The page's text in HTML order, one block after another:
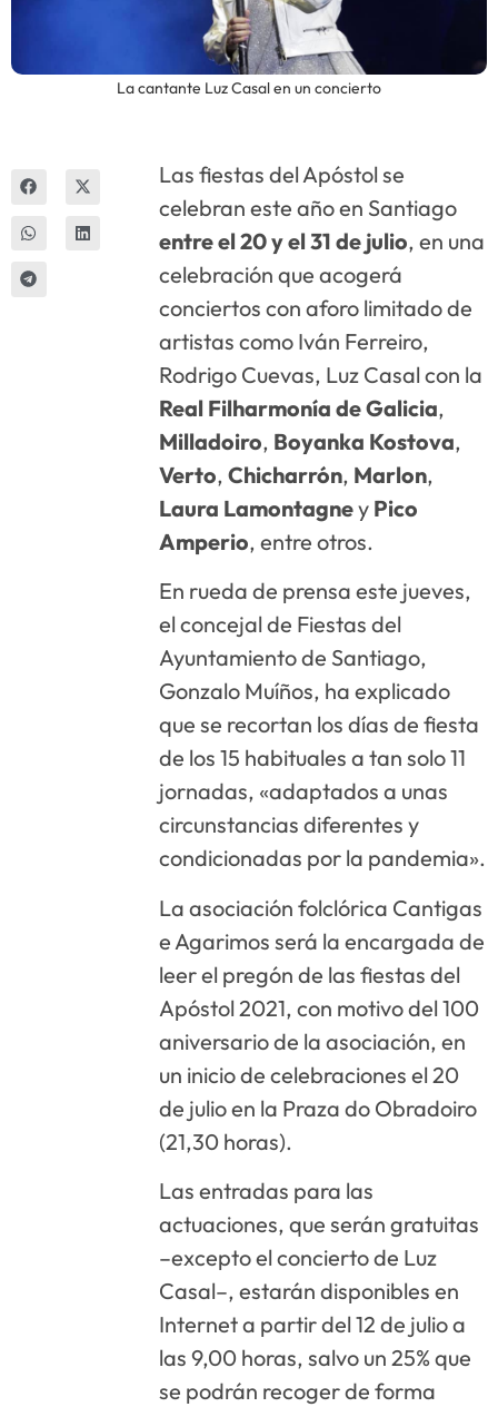
La cantante Luz Casal en un concierto
Las fiestas del Apóstol se
celebran este año en Santiago
entre el 20 y el 31 de julio, en una
celebración que acogerá
conciertos con aforo limitado de
artistas como Iván Ferreiro,
Rodrigo Cuevas, Luz Casal con la
Real Filharmonía de Galicia,
Milladoiro, Boyanka Kostova,
Verto,Chicharrón, Marlon,
Laura Lamontagney Pico
Amperio, entre otros.
En rueda de prensa este jueves,
el concejal de Fiestas del
Ayuntamiento de Santiago,
Gonzalo Muíños, ha explicado
que se recortan los días de fiesta
de los 15 habituales a tan solo 11
jornadas, «adaptados a unas
circunstancias diferentes y
condicionadas por la pandemia».
La asociación folclórica Cantigas
e Agarimos será la encargada de
leer el pregón de las fiestas del
Apóstol 2021, con motivo del 100
aniversario de la asociación, en
un inicio de celebraciones el 20
de julio en la Praza do Obradoiro
(21,30 horas).
Las entradas para las
actuaciones, que serán gratuitas
–excepto el concierto de Luz
Casal–, estarán disponibles en
Internet a partir del 12 de julio a
las 9,00 horas, salvo un 25% que
se podrán recoger de forma